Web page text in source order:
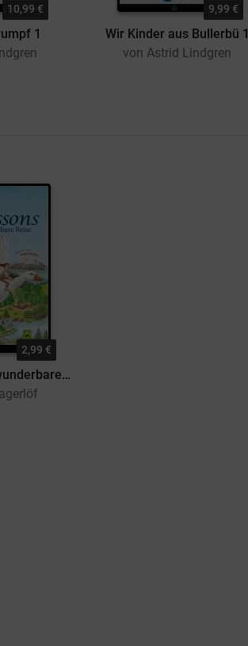
10,99 €
1
9,99 €
Wir Kinder aus Bullerbü 1
von Astrid Lindgren
2,99 €
Nils Holgerssons wunderbare Reise